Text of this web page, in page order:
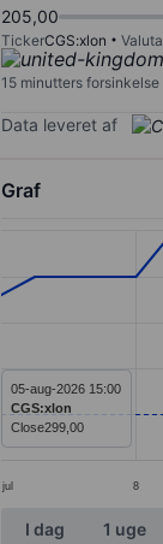
205,00
TickerCGS:xlon Valuta
15 minutters forsinkelse
Data leveret af
Graf
Line chart with
The chart has 1
jul 8
05-aug-2026 15:00
CGS:xlon
Close299,00
End of
I dag 1 uge